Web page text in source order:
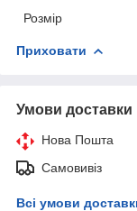
Розмір
Приховати
Умови доставки
Нова Пошта
Самовивіз
Всі умови